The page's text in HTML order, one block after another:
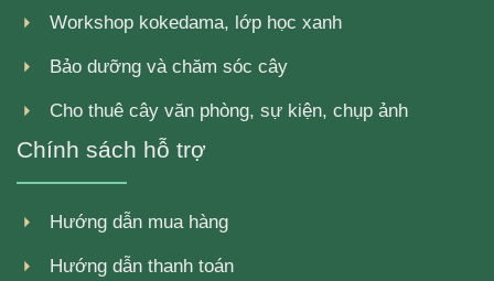
Workshop kokedama, lớp học xanh
Bảo dưỡng và chăm sóc cây
Cho thuê cây văn phòng, sự kiện, chụp ảnh
Chính sách hỗ trợ
Hướng dẫn mua hàng
Hướng dẫn thanh toán